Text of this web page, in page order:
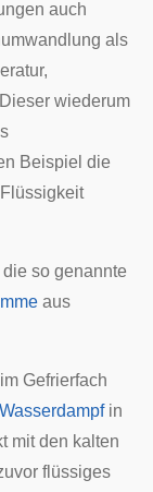
auch
als
,
wiederum
Beispiel die
so genannte
aus
Gefrierfach
Wasserdampfin
mit den kalten
flüssiges